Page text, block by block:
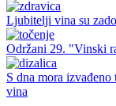
Ljubitelji vina su
Održani 29. "Vinski
S dna mora
vina